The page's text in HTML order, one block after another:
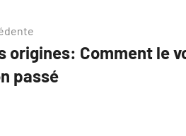
origines: Comment le
passé